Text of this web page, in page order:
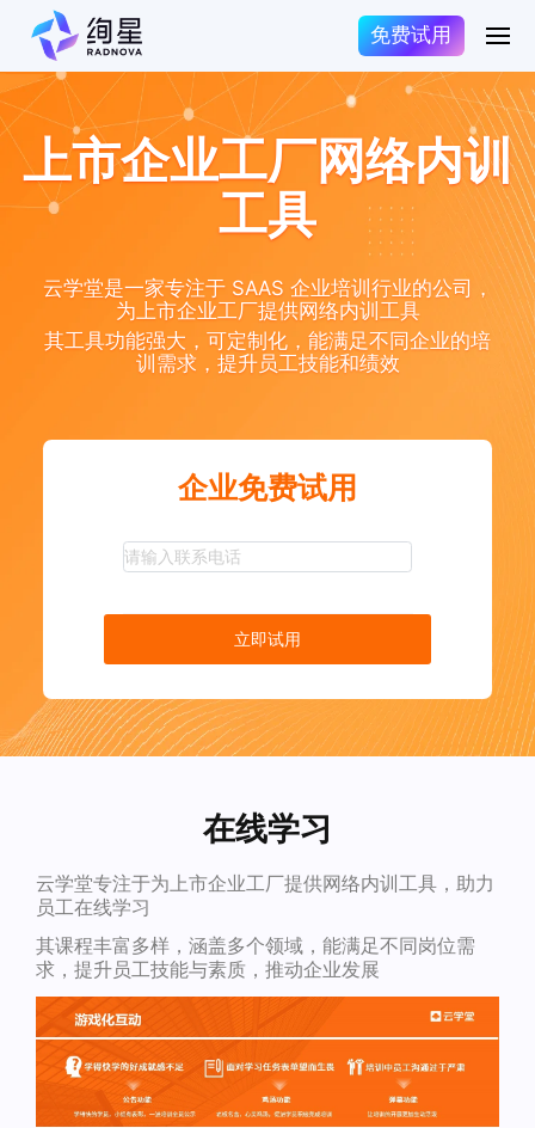
免费试用
上市企业工厂网络内训
工具
云学堂是一家专注于 SAAS 企业培训行业的公司，
为上市企业工厂提供网络内训工具
其工具功能强大，可定制化，能满足不同企业的培
训需求，提升员工技能和绩效
企业免费试用
立即试用
在线学习
云学堂专注于为上市企业工厂提供网络内训工具，助力
员工在线学习
其课程丰富多样，涵盖多个领域，能满足不同岗位需
求，提升员工技能与素质，推动企业发展